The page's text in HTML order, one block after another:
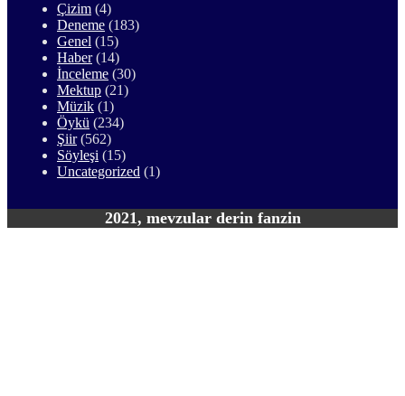
Çizim (4)
Deneme (183)
Genel (15)
Haber(14)
İnceleme (30)
Mektup (21)
Müzik (1)
Öykü (234)
Şiir(562)
Söyleşi (15)
Uncategorized (1)
2021, mevzular derin fanzin